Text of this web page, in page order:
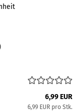
6,99 EUR
6,99 EUR pro Stk.